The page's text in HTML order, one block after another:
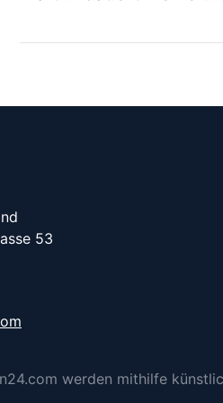
53
werden mithilfe